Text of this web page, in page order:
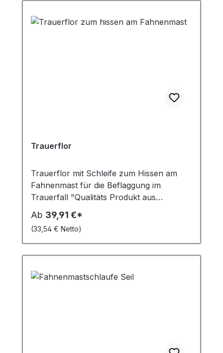
Holz, zwei Ringschrauben und eine
Schnur mit Haken zum Aufhängen.
Trauerflor
Trauerflor mit Schleife zum Hissen am
Fahnenmast für die Beflaggung im
Trauerfall "Qualitäts Produkt aus
hauseigener Produktion". Genäht aus
schwarzem Fahnenstoff 110G/m², 100 %
Polyester. Breite 20/35 cm Höhe ab 50
cm bis 200 cm. Für die öffentliche/private
Beflaggung aufgrund eines Trauerfalls
sowie am Volkstrauertag und am
Gedenktag 27. Januar werden die
Ab 39,91 €*
(33,54 € Netto)